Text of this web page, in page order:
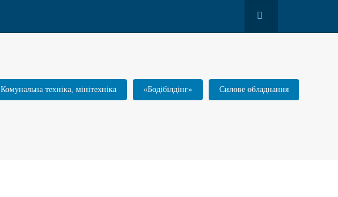
Комунальна техніка, мінітехніка «Бодібілдінг» Силове обладнання